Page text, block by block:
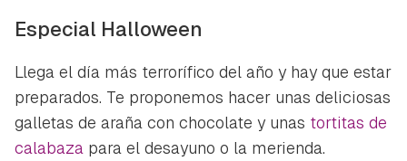
Especial Halloween
Llega el día más terrorífico del año y hay que estar
preparados. Te proponemos hacer unas deliciosas
galletas de araña con chocolate y unas tortitas de
calabaza para el desayuno o la merienda.